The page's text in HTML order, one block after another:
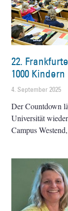
22.
1000 Kindern
4. September 2025
Der Countdown
Universität
Campus